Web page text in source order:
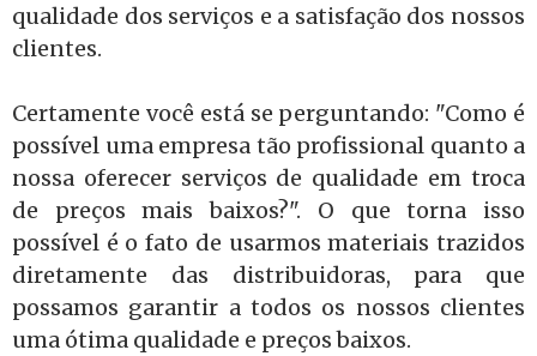
qualidade dos serviços e a satisfação dos nossos
clientes.
Certamente você está se perguntando: "Como é
possível uma empresa tão profissional quanto a
nossa oferecer serviços de qualidade em troca
de preços mais baixos?". O que torna isso
possível é o fato de usarmos materiais trazidos
diretamente das distribuidoras, para que
possamos garantir a todos os nossos clientes
uma ótima qualidade e preços baixos.